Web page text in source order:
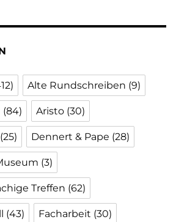
Alte Rundschreiben (9)
(84) Aristo (30)
(25) Dennert & Pape (28)
(3)
Treffen (62)
(43) Facharbeit (30)